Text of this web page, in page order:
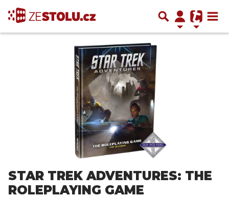
STAR TREK ADVENTURES: THE
ROLEPLAYING GAME